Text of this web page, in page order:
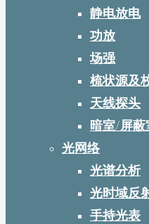
静电放电
功放
场强
梳状源及
天线探头
暗室/屏蔽
光网络
光谱分析
光时域反
手持光表